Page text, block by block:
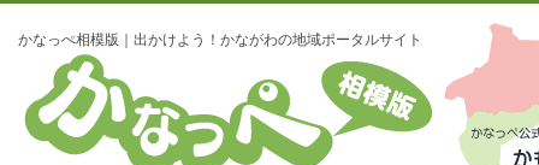
かなっぺ相模版｜出かけよう！かながわの地域ポータルサイト